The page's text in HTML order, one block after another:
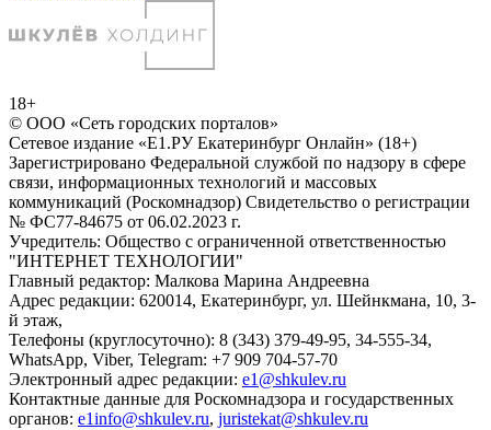
18+
© ООО «Сеть городских порталов»
Сетевое издание «Е1.РУ Екатеринбург Онлайн» (18+)
Зарегистрировано Федеральной службой по надзору в сфере
связи, информационных технологий и массовых
коммуникаций (Роскомнадзор) Свидетельство о регистрации
№ ФС77-84675 от 06.02.2023 г.
Учредитель: Общество с ограниченной ответственностью
"ИНТЕРНЕТ ТЕХНОЛОГИИ"
Главный редактор: Малкова Марина Андреевна
Адрес редакции: 620014, Екатеринбург, ул. Шейнкмана, 10, 3-
й этаж,
Телефоны (круглосуточно): 8 (343) 379-49-95, 34-555-34,
WhatsApp, Viber, Telegram: +7 909 704-57-70
Электронный адрес редакции: e1@shkulev.ru
Контактные данные для Роскомнадзора и государственных
органов: e1info@shkulev.ru, juristekat@shkulev.ru